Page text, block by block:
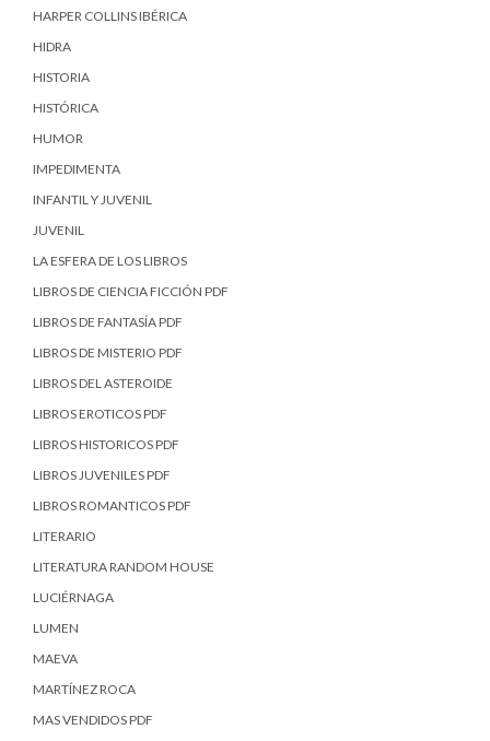
HARPER COLLINS IBÉRICA
HIDRA
HISTORIA
HISTÓRICA
HUMOR
IMPEDIMENTA
INFANTIL Y JUVENIL
JUVENIL
LA ESFERA DE LOS LIBROS
LIBROS DE CIENCIA FICCIÓN PDF
LIBROS DE FANTASÍA PDF
LIBROS DE MISTERIO PDF
LIBROS DEL ASTEROIDE
LIBROS EROTICOS PDF
LIBROS HISTORICOS PDF
LIBROS JUVENILES PDF
LIBROS ROMANTICOS PDF
LITERARIO
LITERATURA RANDOM HOUSE
LUCIÉRNAGA
LUMEN
MAEVA
MARTÍNEZ ROCA
MAS VENDIDOS PDF